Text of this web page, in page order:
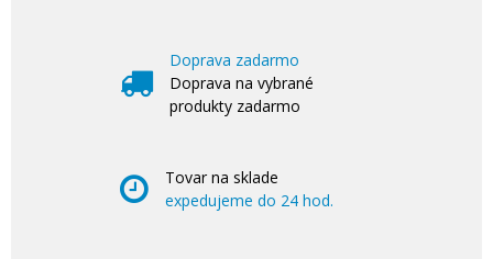
Doprava zadarmo
Doprava na vybrané
produkty zadarmo
Tovar na sklade
expedujeme do 24 hod.